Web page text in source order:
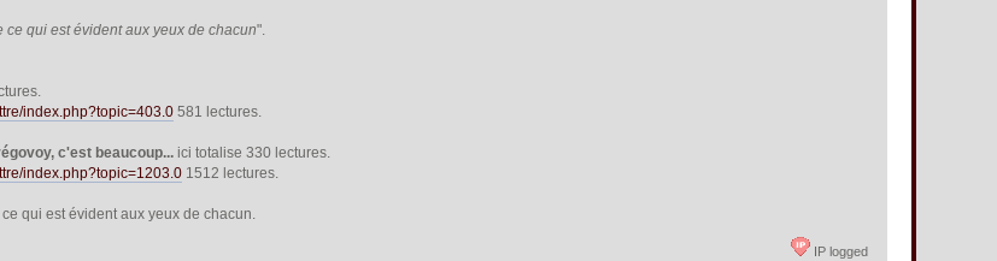
qui est évident aux yeux de chacun".
index.php?topic=403.0 581 lectures.
c'est beaucoup... ici totalise 330 lectures.
index.php?topic=1203.0 1512 lectures.
qui est évident aux yeux de chacun.
IP logged